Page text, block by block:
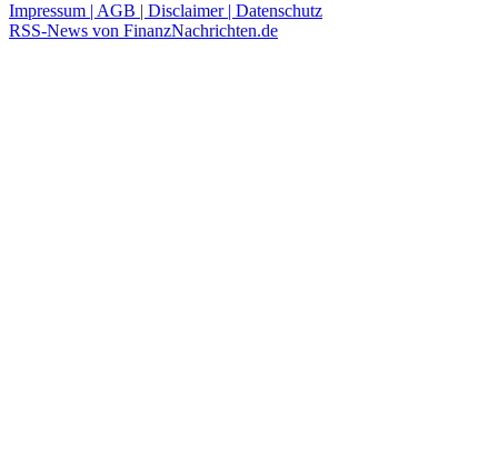
Impressum | AGB | Disclaimer | Datenschutz
RSS-News von FinanzNachrichten.de